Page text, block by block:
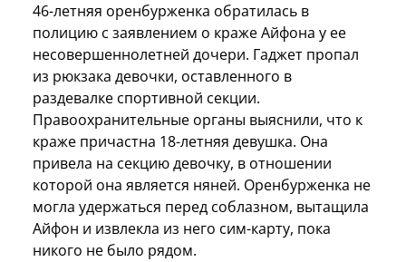
46-летняя оренбурженка обратилась в
полицию с заявлением о краже Айфона у ее
несовершеннолетней дочери. Гаджет пропал
из рюкзака девочки, оставленного в
раздевалке спортивной секции.
Правоохранительные органы выяснили, что к
краже причастна 18-летняя девушка. Она
привела на секцию девочку, в отношении
которой она является няней. Оренбурженка не
могла удержаться перед соблазном, вытащила
Айфон и извлекла из него сим-карту, пока
никого не было рядом.